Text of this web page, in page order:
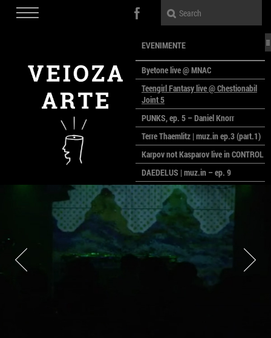
EVENIMENTE
Byetone live @ MNAC
Teengirl Fantasy live @ Chestionabil
Joint 5
PUNKS, ep. 5 – Daniel Knorr
Terre Thaemlitz | muz.in ep.3 (part.1)
Karpov not Kasparov live in CONTROL
DAEDELUS | muz.in – ep. 9
LALELE, LALELE – prima premieră a
anului la MACAZ
CinePOLSKA – filme poloneze la
București
PEOPLE OF ROMANIA se lansează la
galeria Simeza
All Stars For Outernational